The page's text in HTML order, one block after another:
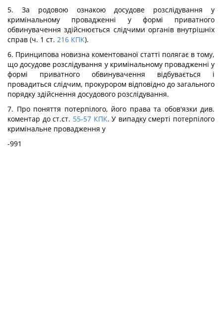
5. За родовою ознакою досудове розслідування у
кримінальному провадженні у формі приватного
обвинувачення здійснюється слідчими органів внутрішніх
справ (ч. 1 ст. 216 КПК).
6. Принципова новизна коментованої статті полягає в тому,
що досудове розслідування у кримінальному провадженні у
формі приватного обвинувачення відбувається і
провадиться слідчим, прокурором відповідно до загального
порядку здійснення досудового розслідування.
7. Про поняття потерпілого, його права та обов'язки див.
коментар до ст.ст. 55-57 КПК. У випадку смерті потерпілого
кримінальне провадження у
-991